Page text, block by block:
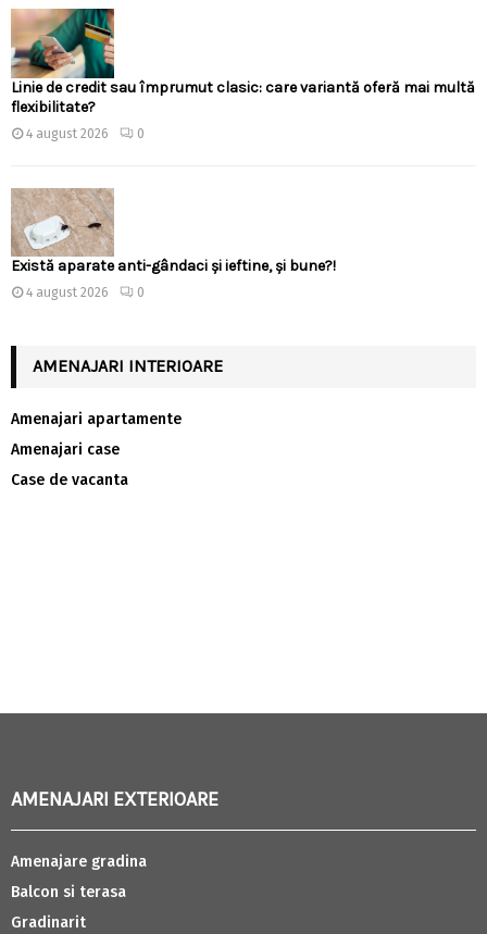
Linie de credit sau împrumut clasic: care variantă oferă mai multă
flexibilitate?
4 august 2026 0
Există aparate anti-gândaci și ieftine, și bune?!
4 august 2026 0
AMENAJARI INTERIOARE
Amenajari apartamente
Amenajari case
Case de vacanta
AMENAJARI EXTERIOARE
Amenajare gradina
Balcon si terasa
Gradinarit